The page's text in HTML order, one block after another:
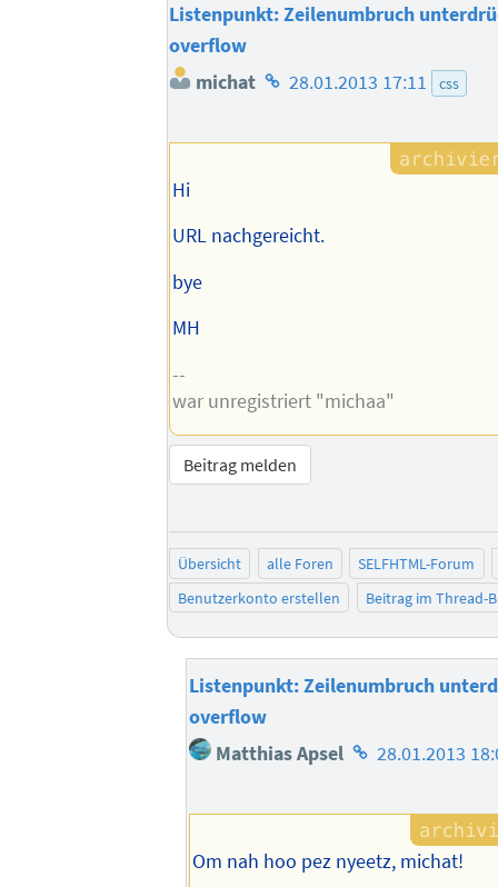
Listenpunkt: Zeilenumbruch
overflow
michat Homepage
Autors
28.01.2013 17:11 css
Hi
URL nachgereicht.
bye
MH
--
war unregistriert "michaa"
Beitrag melden
Übersicht alle Foren
SELFHTML-Forum
Benutzerkonto erstellen
Beitrag im Thread-
Listenpunkt: Zeilenumbruch
overflow
Matthias Apsel Homepage
Autors
28.01.2013
Om nah hoo pez nyeetz, michat!